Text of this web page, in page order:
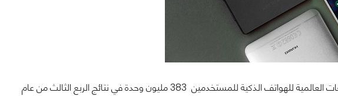
دبي – الإمارات العربية المتحدة – 11 ديسمبر 2017 – بلغ إجمالي المبيعات العالمية للهواتف الذكية للمستخدمين 383 مليون وحدة في نتائج الربع الثالث من عام